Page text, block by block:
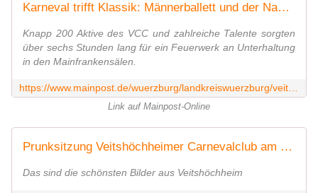
Karneval trifft Klassik: Männerballett und der Nachwuchs als heimliche Stars bei der Prunksitzung
Knapp 200 Aktive des VCC und zahlreiche Talente sorgten
über sechs Stunden lang für ein Feuerwerk an Unterhaltung
in den Mainfrankensälen.
Link auf Mainpost-Online
Prunksitzung Veitshöchheimer Carnevalclub am 24.1.2026
Das sind die schönsten Bilder aus Veitshöchheim